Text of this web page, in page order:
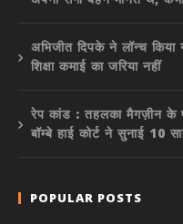
अभिजीत दिपके ने लॉन्च किया
शिक्षा कमाई का जरिया नहीं
रेप कांड : तहलका मैगज़ीन के
बॉम्बे हाई कोर्ट ने सुनाई 10
POPULAR POSTS